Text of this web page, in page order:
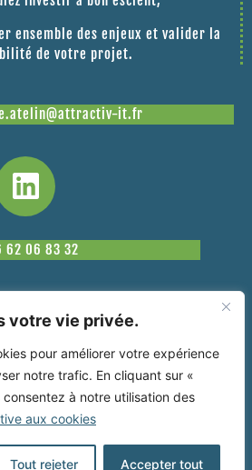
votre vie privée.
pour améliorer votre expérience
notre trafic. En cliquant sur «
à notre utilisation des
aux cookies
Tout rejeter Accepter tout
ensemble des enjeux et valider la
de votre projet.
it.fr
62 06 83 32
Mentions légales
Politique des cookies